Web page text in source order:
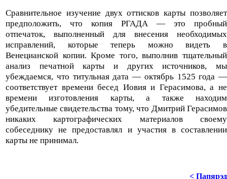
Сравнительное изучение двух оттисков карты позволяет
предположить, что копия РГАДА — это пробный
отпечаток, выполненный для внесения необходимых
исправлений, которые теперь можно видеть в
Венецианской копии. Кроме того, выполнив тщательный
анализ печатной карты и других источников, мы
убеждаемся, что титульная дата — октябрь 1525 года —
соответствует времени бесед Иовия и Герасимова, а не
времени изготовления карты, а также находим
убедительные свидетельства тому, что Дмитрий Герасимов
никаких картографических материалов своему
собеседнику не предоставлял и участия в составлении
карты не принимал.
<